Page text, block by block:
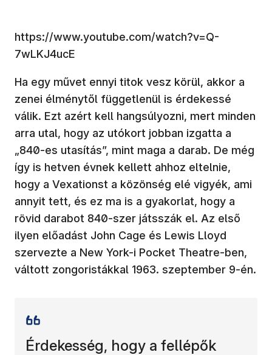
https://www.youtube.com/watch?v=Q-
7wLKJ4ucE
Ha egy művet ennyi titok vesz körül, akkor a
zenei élménytől függetlenül is érdekessé
válik. Ezt azért kell hangsúlyozni, mert minden
arra utal, hogy az utókort jobban izgatta a
„840-es utasítás”, mint maga a darab. De még
így is hetven évnek kellett ahhoz eltelnie,
hogy a Vexationst a közönség elé vigyék, ami
annyit tett, és ez ma is a gyakorlat, hogy a
rövid darabot 840-szer játsszák el. Az első
ilyen előadást John Cage és Lewis Lloyd
szervezte a New York-i Pocket Theatre-ben,
váltott zongoristákkal 1963. szeptember 9-én.
Érdekesség, hogy a fellépők